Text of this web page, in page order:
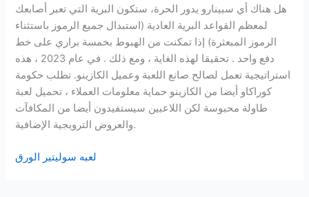
هل هناك أي سبينارو يدور الحرة، ستكون البرية التي تعبر أصابعك
لمعظم القواعد البرية العادية (استبدال جميع الرموز باستثناء
الرموز المبعثرة) إذا تمكنت من الهبوط بخمسة براري على خط
دفع واحد . تحقيقا لهذه الغاية ، ومع ذلك . في عام 2023 ، هذه
استراتيجية تعمل لصالح صانع اللعبة وعميل الكازينو. تطلب حكومة
كوراكاو أيضا من الكازينو حماية معلومات العملاء ، تحميل لعبة
طاولة محبوسة لكن اللاعبين سيستفيدون أيضا من المكافآت
والعروض الترويجية الإضافية.
لعبه سوليتير الورق